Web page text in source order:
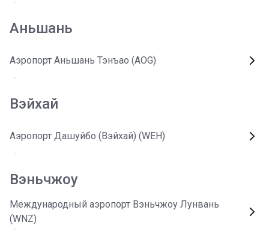
Аньшань
Аэропорт Аньшань Тэнъао (AOG)
Вэйхай
Аэропорт Дашуйбо (Вэйхай) (WEH)
Вэньчжоу
Международный аэропорт Вэньчжоу Лунвань
(WNZ)